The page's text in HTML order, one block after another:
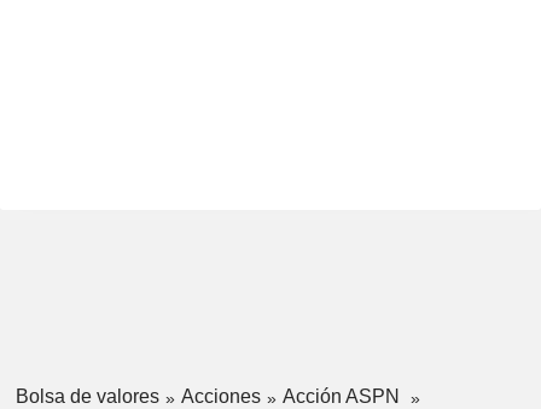
Bolsa de valores Acciones
Acción ASPN